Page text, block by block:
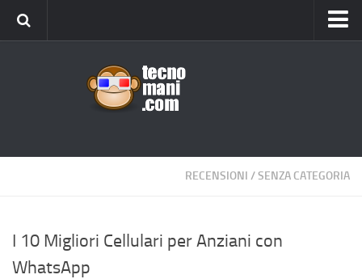
Cellulari
Gadget
RECENSIONI /SENZA CATEGORIA
I 10 Migliori Cellulari per Anziani con
WhatsApp